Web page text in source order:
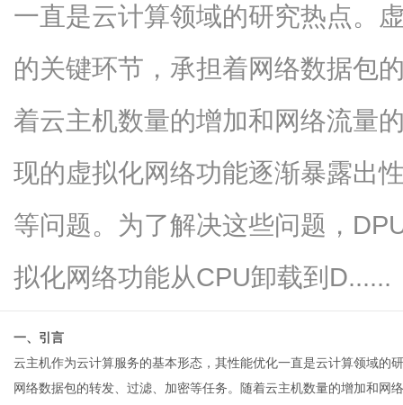
一直是云计算领域的研究热点。
的关键环节，承担着网络数据包
着云主机数量的增加和网络流量
现的虚拟化网络功能逐渐暴露出
等问题。为了解决这些问题，
拟化网络功能从CPU卸载到D......
一、引言
云主机作为云计算服务的基本形态，其性能优化一直是云计算领域的
网络数据包的转发、过滤、加密等任务。随着云主机数量的增加和网